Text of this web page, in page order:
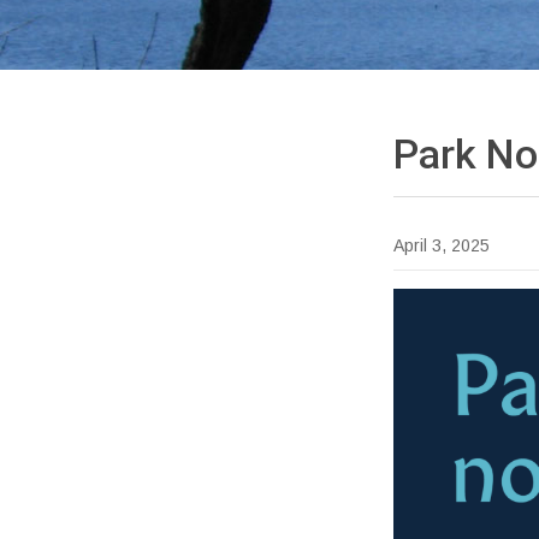
Park
April 3, 2025